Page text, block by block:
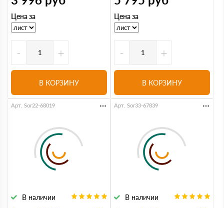
Цена за
- +
В КОРЗИНУ
Цена за
- +
В КОРЗИНУ
В наличии
Арт. Sor22-68019
В наличии
Арт. Sor33-67839